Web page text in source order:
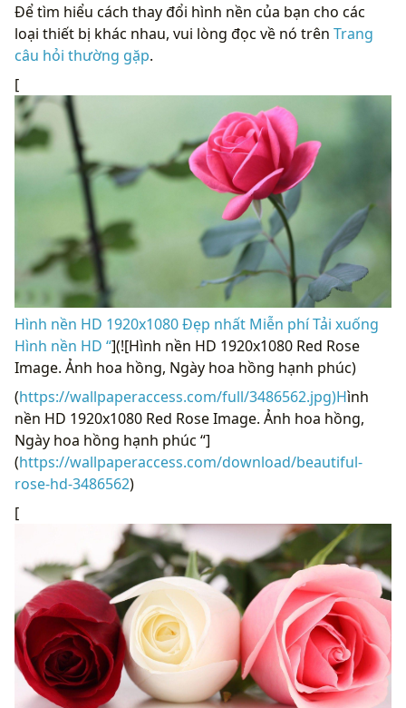
Để tìm hiểu cách thay đổi hình nền của bạn cho các
loại thiết bị khác nhau, vui lòng đọc về nó trên Trang
câu hỏi thường gặp.
[
Hình nền HD 1920x1080 Đẹp nhất Miễn phí Tải xuống
Hình nền HD “](![Hình nền HD 1920x1080 Red Rose
Image. Ảnh hoa hồng, Ngày hoa hồng hạnh phúc)
(https://wallpaperaccess.com/full/3486562.jpg)Hình
nền HD 1920x1080 Red Rose Image. Ảnh hoa hồng,
Ngày hoa hồng hạnh phúc “]
(https://wallpaperaccess.com/download/beautiful-
rose-hd-3486562)
[